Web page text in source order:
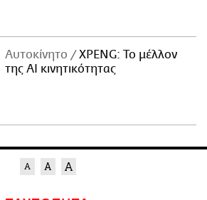
Αυτοκίνητο
XPENG: Το μέλλον
της AI κινητικότητας